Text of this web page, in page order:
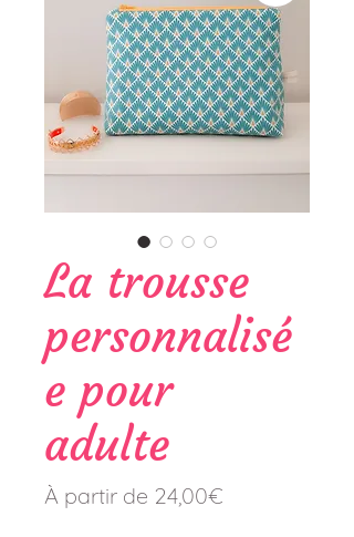
La trousse
personnalisé
e pour
adulte
À partir de 24,00€